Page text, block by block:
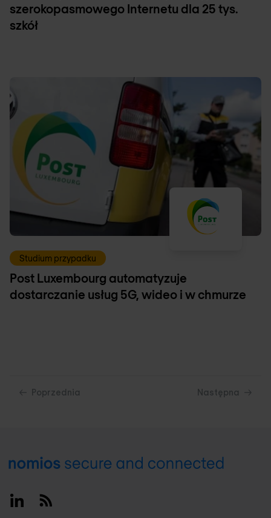
szerokopasmowego Internetu dla 25 tys.
szkół
Studium przypadku
Post Luxembourg automatyzuje
dostarczanie usług 5G, wideo i w chmurze
Poprzednia Następna
Footer
LinkedinRSS